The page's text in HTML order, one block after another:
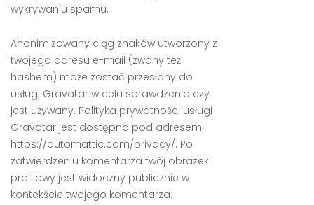
wykrywaniu spamu.
Anonimizowany ciąg znaków utworzony z
twojego adresu e-mail (zwany też
hashem) może zostać przesłany do
usługi Gravatar w celu sprawdzenia czy
jest używany. Polityka prywatności usługi
Gravatar jest dostępna pod adresem:
https://automattic.com/privacy/. Po
zatwierdzeniu komentarza twój obrazek
profilowy jest widoczny publicznie w
kontekście twojego komentarza.